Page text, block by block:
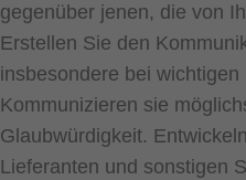
gegenüber jenen, die von
Erstellen Sie den
insbesondere bei
Kommunizieren sie
Glaubwürdigkeit.
Lieferanten und sonstigen